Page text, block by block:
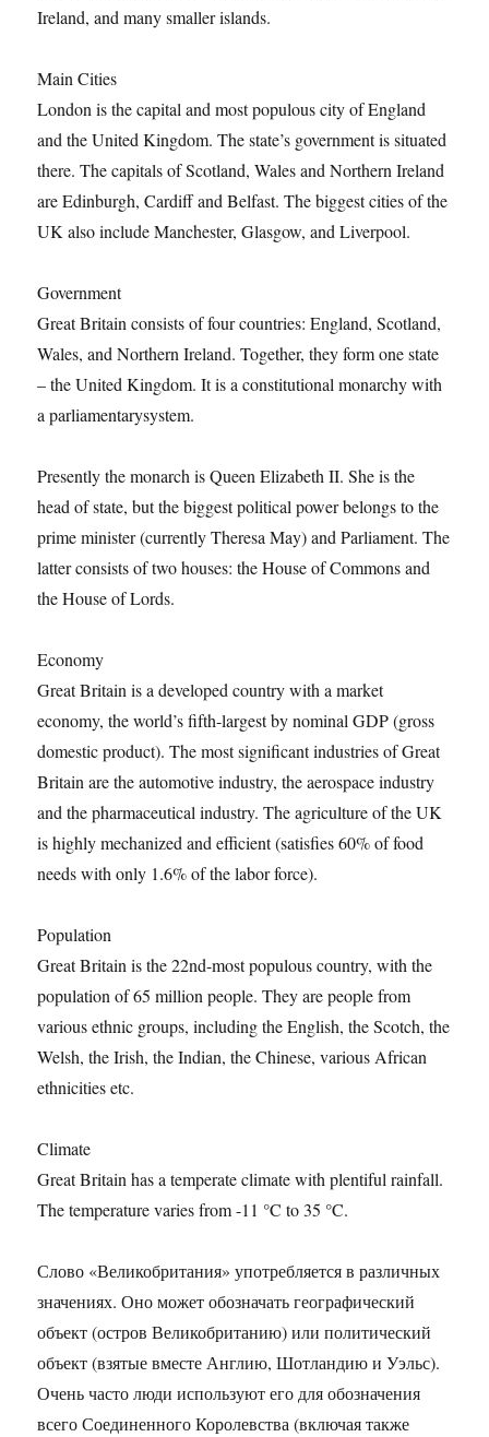
Ireland, and many smaller islands.
Main Cities
London is the capital and most populous city of England
and the United Kingdom. The state’s government is situated
there. The capitals of Scotland, Wales and Northern Ireland
are Edinburgh, Cardiff and Belfast. The biggest cities of the
UK also include Manchester, Glasgow, and Liverpool.
Government
Great Britain consists of four countries: England, Scotland,
Wales, and Northern Ireland. Together, they form one state
– the United Kingdom. It is a constitutional monarchy with
a parliamentarysystem.
Presently the monarch is Queen Elizabeth II. She is the
head of state, but the biggest political power belongs to the
prime minister (currently Theresa May) and Parliament. The
latter consists of two houses: the House of Commons and
the House of Lords.
Economy
Great Britain is a developed country with a market
economy, the world’s fifth-largest by nominal GDP (gross
domestic product). The most significant industries of Great
Britain are the automotive industry, the aerospace industry
and the pharmaceutical industry. The agriculture of the UK
is highly mechanized and efficient (satisfies 60% of food
needs with only 1.6% of the labor force).
Population
Great Britain is the 22nd-most populous country, with the
population of 65 million people. They are people from
various ethnic groups, including the English, the Scotch, the
Welsh, the Irish, the Indian, the Chinese, various African
ethnicities etc.
Climate
Great Britain has a temperate climate with plentiful rainfall.
The temperature varies from -11 °C to 35 °C.
Слово «Великобритания» употребляется в различных
значениях. Оно может обозначать географический
объект (остров Великобританию) или политический
объект (взятые вместе Англию, Шотландию и Уэльс).
Очень часто люди используют его для обозначения
всего Соединенного Королевства (включая также